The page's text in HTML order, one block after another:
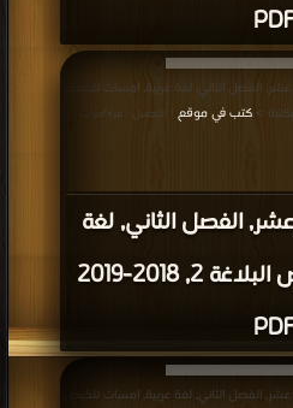
الفصل الثاني, لغة
عربية, امسات تلخيص البلاغة 2, 2018-2019
الفصل الثاني, لغة عربية, امسات تلخيص
كتب في موقع | التحميل : مرة/مرات
الفصل الثاني, لغة عربية, امسات تلخيص